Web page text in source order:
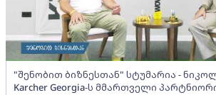
"შენობით ბიზნესთან" სტუმარია -
Karcher Georgia-ს მმართველი